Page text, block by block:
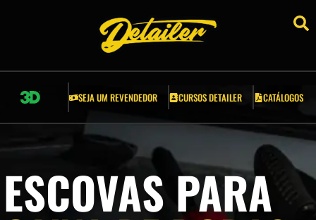
E GRELHAS
SEJA UM REVENDEDOR CURSOS DETAILER CATÁLOGOS
ESCOVAS PARA